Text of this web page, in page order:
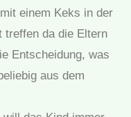
einem Keks in der
treffen da die Eltern
Entscheidung, was
aus dem